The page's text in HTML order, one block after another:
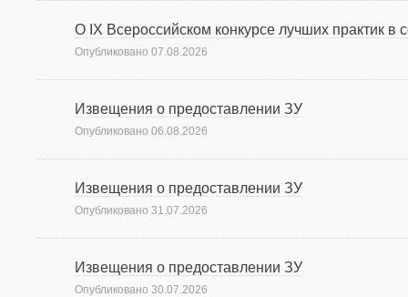
О IX Всероссийском конкурсе лучших практик
Опубликовано 07.08.2026
Извещения о предоставлении ЗУ
Опубликовано 06.08.2026
Извещения о предоставлении ЗУ
Опубликовано 31.07.2026
Извещения о предоставлении ЗУ
Опубликовано 30.07.2026